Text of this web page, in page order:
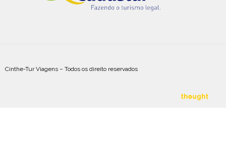
Cinthe-Tur Viagens – Todos os direito reservados